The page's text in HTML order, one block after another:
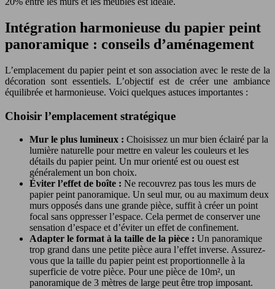
Intégration harmonieuse du papier peint
panoramique : conseils d’aménagement
L’emplacement du papier peint et son association avec le reste de la
décoration sont essentiels. L’objectif est de créer une ambiance
équilibrée et harmonieuse. Voici quelques astuces importantes :
Choisir l’emplacement stratégique
Mur le plus lumineux : Choisissez un mur bien éclairé par la
lumière naturelle pour mettre en valeur les couleurs et les
détails du papier peint. Un mur orienté est ou ouest est
généralement un bon choix.
Éviter l’effet de boîte : Ne recouvrez pas tous les murs de
papier peint panoramique. Un seul mur, ou au maximum deux
murs opposés dans une grande pièce, suffit à créer un point
focal sans oppresser l’espace. Cela permet de conserver une
sensation d’espace et d’éviter un effet de confinement.
Adapter le format à la taille de la pièce : Un panoramique
trop grand dans une petite pièce aura l’effet inverse. Assurez-
vous que la taille du papier peint est proportionnelle à la
superficie de votre pièce. Pour une pièce de 10m², un
panoramique de 3 mètres de large peut être trop imposant.